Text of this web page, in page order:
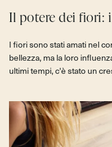
Il potere dei fiori:
I fiori sono stati amati nel
bellezza, ma la loro
ultimi tempi, c'è stato un